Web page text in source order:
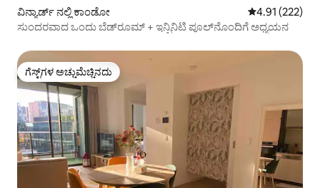
ವಿನ್ಯಾರ್ಡ್ ನಲ್ಲಿ ಕಾಂಡೋ 5 ರಲ್ಲಿ 4.91
4.91 (222)
ಸುಂದರವಾದ ಒಂದು ಬೆಡ್‌ರೂಮ್ + ಇನ್ಫಿನಿಟಿ ಪೂಲ್‌ನೊಂದಿಗೆ ಅಧ್ಯಯನ
ಗೆಸ್ಟ್‌ಗಳ ಅಚ್ಚುಮೆಚ್ಚಿನದು
ಗೆಸ್ಟ್‌ಗಳ ಅಚ್ಚುಮೆಚ್ಚಿನದು